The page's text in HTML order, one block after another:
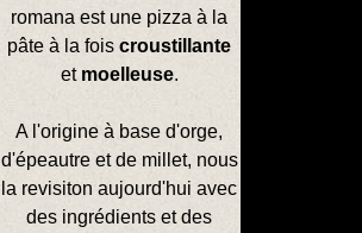
romana est une pizza à la
pâte à la fois croustillante
et moelleuse.
A l'origine à base d'orge,
d'épeautre et de millet, nous
la revisiton aujourd'hui avec
des ingrédients et des